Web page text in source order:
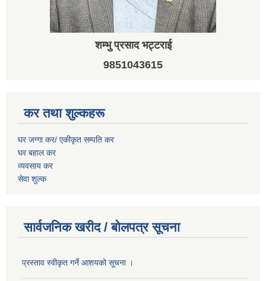
शम्भु प्रसाद भट्टराई
9851043615
कर तथा शुल्कहरू
घर जग्गा कर/ एकीकृत सम्पति कर
घर बहाल कर
व्यवसाय कर
सेवा शुल्क
सार्वजनिक खरीद / बोलपत्र सूचना
प्रस्ताव स्वीकृत गर्ने आशयको सूचना ।